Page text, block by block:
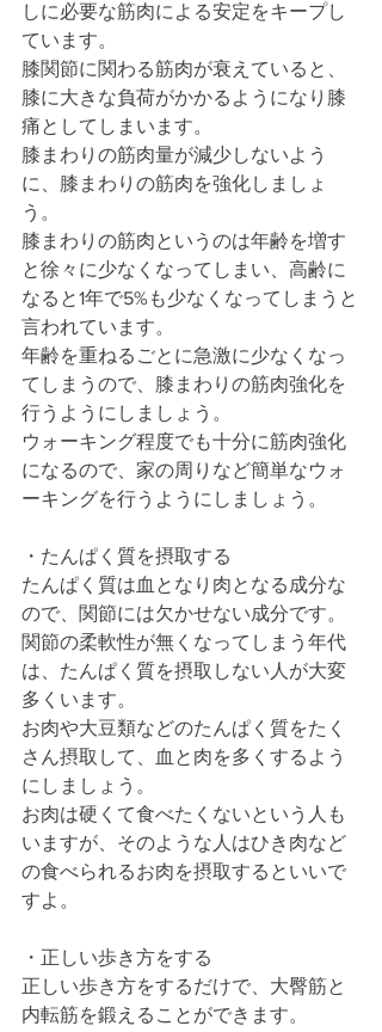
しに必要な筋肉による安定をキープし
ています。
膝関節に関わる筋肉が衰えていると、
膝に大きな負荷がかかるようになり膝
痛としてしまいます。
膝まわりの筋肉量が減少しないよう
に、膝まわりの筋肉を強化しましょ
う。
膝まわりの筋肉というのは年齢を増す
と徐々に少なくなってしまい、高齢に
なると1年で5%も少なくなってしまうと
言われています。
年齢を重ねるごとに急激に少なくなっ
てしまうので、膝まわりの筋肉強化を
行うようにしましょう。
ウォーキング程度でも十分に筋肉強化
になるので、家の周りなど簡単なウォ
ーキングを行うようにしましょう。
・たんぱく質を摂取する
たんぱく質は血となり肉となる成分な
ので、関節には欠かせない成分です。
関節の柔軟性が無くなってしまう年代
は、たんぱく質を摂取しない人が大変
多くいます。
お肉や大豆類などのたんぱく質をたく
さん摂取して、血と肉を多くするよう
にしましょう。
お肉は硬くて食べたくないという人も
いますが、そのような人はひき肉など
の食べられるお肉を摂取するといいで
すよ。
・正しい歩き方をする
正しい歩き方をするだけで、大臀筋と
内転筋を鍛えることができます。